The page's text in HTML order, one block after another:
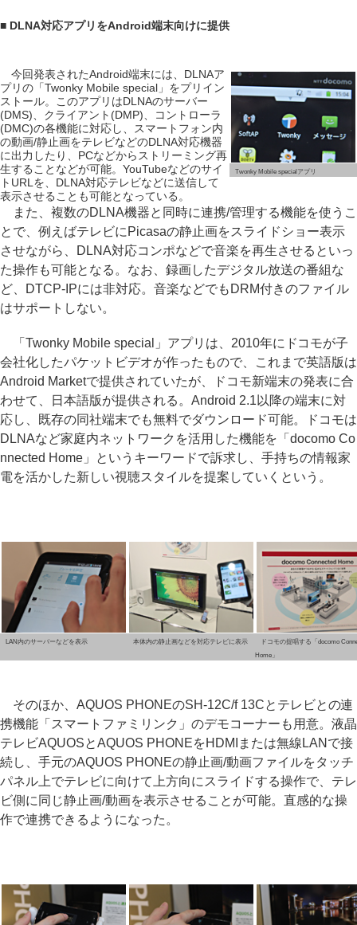
■ DLNA対応アプリをAndroid端末向けに提供
Twonky Mobile specialアプリ
今回発表されたAndroid端末には、DLNAア
プリの「Twonky Mobile special」をプリイン
ストール。このアプリはDLNAのサーバー
(DMS)、クライアント(DMP)、コントローラ
(DMC)の各機能に対応し、スマートフォン内
の動画/静止画をテレビなどのDLNA対応機器
に出力したり、PCなどからストリーミング再
生することなどが可能。YouTubeなどのサイ
トURLを、DLNA対応テレビなどに送信して
表示させることも可能となっている。
また、複数のDLNA機器と同時に連携/管理する機能を使うこ
とで、例えばテレビにPicasaの静止画をスライドショー表示
させながら、DLNA対応コンポなどで音楽を再生させるといっ
た操作も可能となる。なお、録画したデジタル放送の番組な
ど、DTCP-IPには非対応。音楽などでもDRM付きのファイル
はサポートしない。
「Twonky Mobile special」アプリは、2010年にドコモが子
会社化したパケットビデオが作ったもので、これまで英語版は
Android Marketで提供されていたが、ドコモ新端末の発表に合
わせて、日本語版が提供される。Android 2.1以降の端末に対
応し、既存の同社端末でも無料でダウンロード可能。ドコモは
DLNAなど家庭内ネットワークを活用した機能を「docomo Co
nnected Home」というキーワードで訴求し、手持ちの情報家
電を活かした新しい視聴スタイルを提案していくという。
LAN内のサーバーなどを表示 本体内の静止画などを対応テレビに表示
ドコモの提唱する「docomo
Home」
そのほか、AQUOS PHONEのSH-12C/f 13Cとテレビとの連
携機能「スマートファミリンク」のデモコーナーも用意。液晶
テレビAQUOSとAQUOS PHONEをHDMIまたは無線LANで接
続し、手元のAQUOS PHONEの静止画/動画ファイルをタッチ
パネル上でテレビに向けて上方向にスライドする操作で、テレ
ビ側に同じ静止画/動画を表示させることが可能。直感的な操
作で連携できるようになった。